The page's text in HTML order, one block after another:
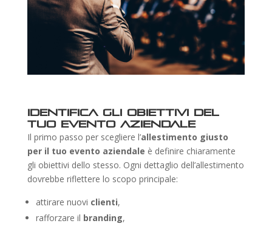
Identifica gli obiettivi del
tuo evento aziendale
Il primo passo per scegliere l’allestimento giusto
per il tuo evento aziendale è definire chiaramente
gli obiettivi dello stesso. Ogni dettaglio dell’allestimento
dovrebbe riflettere lo scopo principale:
attirare nuovi clienti,
rafforzare il branding,